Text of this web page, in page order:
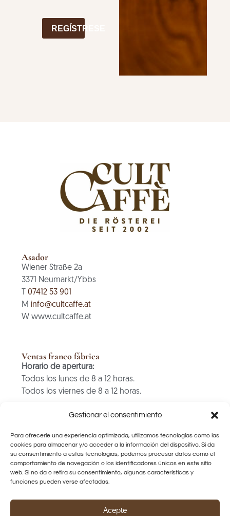
Gestionar el consentimiento
Para ofrecerle una experiencia optimizada, utilizamos tecnologías como las
cookies para almacenar y/o acceder a la información del dispositivo. Si da
su consentimiento a estas tecnologías, podemos procesar datos como el
comportamiento de navegación o los identificadores únicos en este sitio
web. Si no da o retira su consentimiento, algunas características y
funciones pueden verse afectadas.
Acepte
REGÍSTRESE
Asador
Wiener Straße 2a
3371 Neumarkt/Ybbs
T07412 53 901
M info@cultcaffe.at
W www.cultcaffe.at
Ventas franco fábrica
Horario de apertura:
Todos los lunes de 8 a 12 horas.
Todos los viernes de 8 a 12 horas.
SOLO PAGO EN EFECTIVO
Enlaces rápidos
puntos de venta
Protección de datos
AGBs